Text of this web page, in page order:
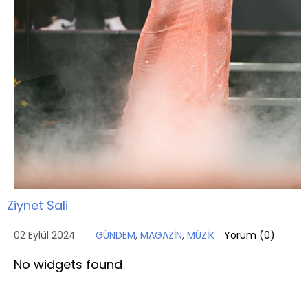
Ziynet Sali
02 Eylül 2024 GÜNDEM, MAGAZİN, MÜZİK Yorum (0)
No widgets found